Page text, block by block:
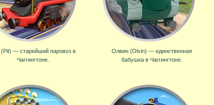
— старейший паровоз в
Чаггингтоне.
Олвин (Olvin) — единственная
бабушка в Чаггингтоне.